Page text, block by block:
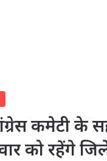
कमेटी के
को रहेंगे जिले